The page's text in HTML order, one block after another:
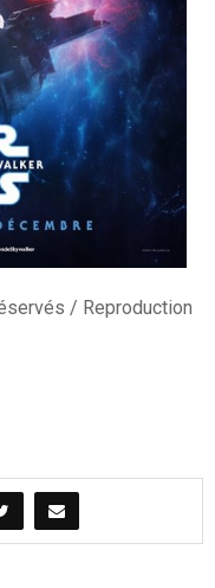
/ Reproduction